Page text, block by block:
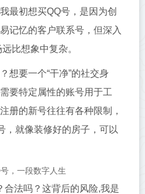
最初想买QQ号，是因为创
记忆的客户联系号，但深入
比想象中复杂。
想要一个“干净”的社交身
要特定属性的账号用于工
册的新号往往有各种限制，
，就像装修好的房子，可以
合法吗？这背后的风险,我是